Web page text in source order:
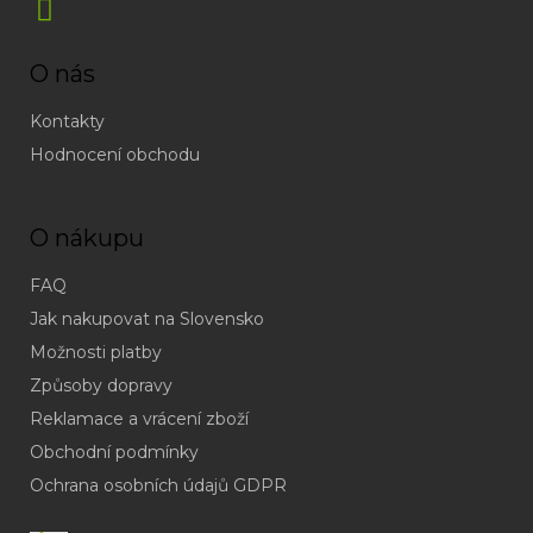
O nás
Kontakty
Hodnocení obchodu
O nákupu
FAQ
Jak nakupovat na Slovensko
Možnosti platby
Způsoby dopravy
Reklamace a vrácení zboží
Obchodní podmínky
Ochrana osobních údajů GDPR
(odpověď
do
v